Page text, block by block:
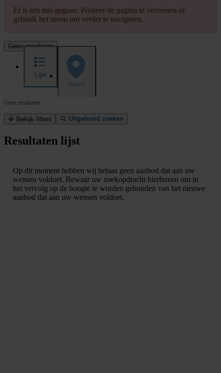
Er is iets mis gegaan. Probeer de pagina te verversen of
gebruik het menu om verder te navigeren.
Geen resultaten
Lijst
Kaart
Geen resultaten
Bekijk filters Uitgebreid zoeken
Resultaten lijst
Op dit moment hebben wij helaas geen aanbod dat aan uw
wensen voldoet. Bewaar uw zoekopdracht hierboven om in
het vervolg op de hoogte te worden gehouden van het nieuwe
aanbod dat aan uw wensen voldoet.